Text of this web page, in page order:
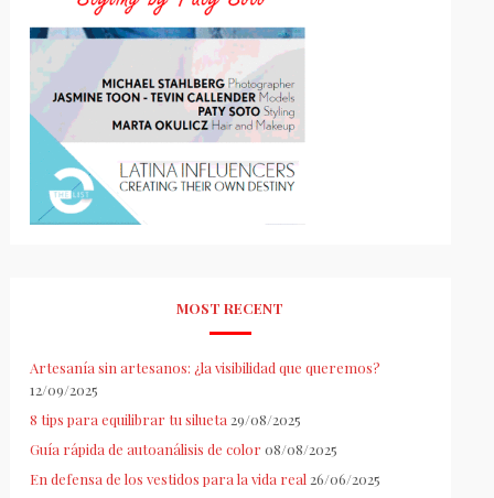
MOST RECENT
Artesanía sin artesanos: ¿la visibilidad que queremos?
12/09/2025
8 tips para equilibrar tu silueta 29/08/2025
Guía rápida de autoanálisis de color 08/08/2025
En defensa de los vestidos para la vida real 26/06/2025